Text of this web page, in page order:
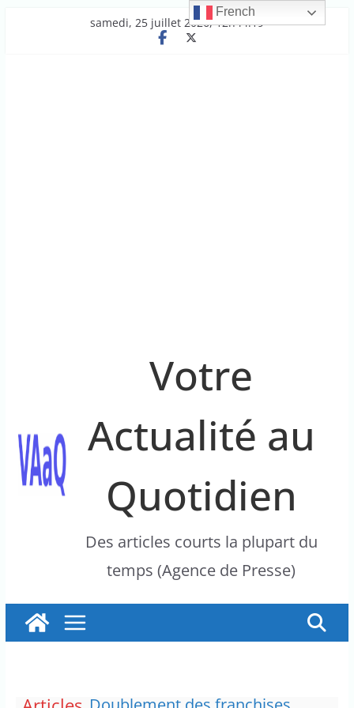
samedi, 25 juillet 2026, 12h44:19
Votre
Actualité au
Quotidien
Des articles courts la plupart du
temps (Agence de Presse)
French